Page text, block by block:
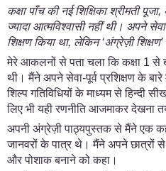
कक्षा पाँच की नई शिक्षिका श्रीमती पूजा,
ज्यादा आत्मविश्वासी नहीं थी। अपने सेवा
शिक्षण किया था, लेकिन‘अंग्रेज़ी शिक्षण’
मेरे आकलनों से पता चला कि कक्षा 1 से
थी। मैंने अपने सेवा-पूर्व प्रशिक्षण के
शिल्प गतिविधियों के माध्यम से हिन्दी
लिए भी यही रणनीति आजमाकर देखना
अपनी अंग्रेज़ी पाठ्यपुस्तक से मैंने एक
जानवरों के पात्र थे। मैंने अपने छात्रों
और पोशाक बनाने को कहा।